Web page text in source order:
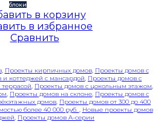
блоки
в корзину
в избранное
Сравнить
, Проекты кирпичных домов, Проекты домов с
и коттеджей с мансардой, Проекты домов с
, Проекты домов с цокольным этажом,
, Проекты домов на склоне, Проекты домов с
домов, Проекты домов от 300 до 400
более 40 000 руб. , Новые проекты домов
, Проекты домов A-серии